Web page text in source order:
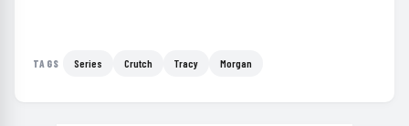
TAGS Series Crutch Tracy Morgan